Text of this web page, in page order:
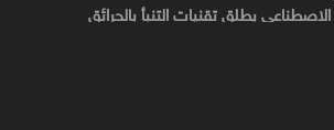
الاصطناعي يطلق تقنيات التنبأ بالحرائق